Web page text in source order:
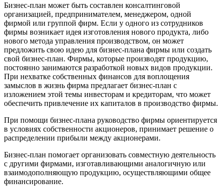
Бизнес-план может быть составлен консалтинговой
организацией, предпринимателем, менеджером, одной
фирмой или группой фирм. Если у одного из сотрудников
фирмы возникает идея изготовления нового продукта, либо
нового метода управления производством, он может
предложить свою идею для бизнес-плана фирмы или создать
свой бизнес-план. Фирмы, которые производят продукцию,
постоянно занимаются разработкой новых видов продукции.
При нехватке собственных финансов для воплощения
замыслов в жизнь фирма предлагает бизнес-план с
изложением этой темы инвесторам и кредиторам, что может
обеспечить привлечение их капиталов в производство фирмы.
При помощи бизнес-плана руководство фирмы ориентируется
в условиях собственности акционеров, принимает решение о
распределении прибыли между акционерами.
Бизнес-план помогает организовать совместную деятельность
с другими фирмами, изготавливающими аналогичную или
взаимодополняющую продукцию, осуществляющими общее
финансирование.